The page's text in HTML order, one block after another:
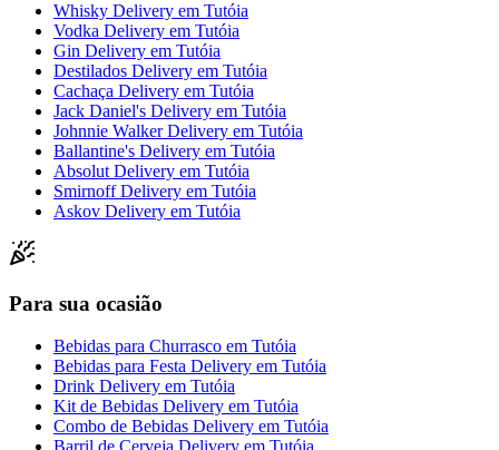
Whisky Delivery em Tutóia
Vodka Delivery em Tutóia
Gin Delivery em Tutóia
Destilados Delivery em Tutóia
Cachaça Delivery em Tutóia
Jack Daniel's Delivery em Tutóia
Johnnie Walker Delivery em Tutóia
Ballantine's Delivery em Tutóia
Absolut Delivery em Tutóia
Smirnoff Delivery em Tutóia
Askov Delivery em Tutóia
Para sua ocasião
Bebidas para Churrasco em Tutóia
Bebidas para Festa Delivery em Tutóia
Drink Delivery em Tutóia
Kit de Bebidas Delivery em Tutóia
Combo de Bebidas Delivery em Tutóia